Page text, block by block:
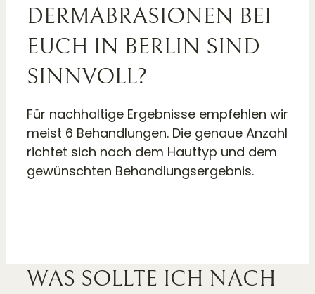
DERMA­BRASIONEN BEI
EUCH IN BERLIN SIND
SINNVOLL?
Für nachhaltige Ergebnisse empfehlen wir
meist 6 Behandlungen. Die genaue Anzahl
richtet sich nach dem Hauttyp und dem
gewünschten Behandlungsergebnis.
WAS SOLLTE ICH NACH